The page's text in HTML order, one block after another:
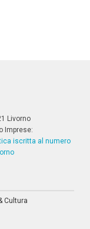
Livorno
Imprese:
iscritta al numero
Cultura